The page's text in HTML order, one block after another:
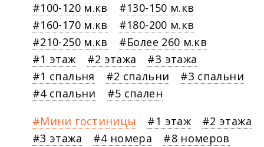
100-120 м.кв
130-150 м.кв
160-170 м.кв
180-200 м.кв
210-250 м.кв
Более 260 м.кв
1 этаж
2 этажа
3 этажа
1 спальня
2 спальни
3 спальни
4 спальни
5 спален
Мини гостиницы
1 этаж
2 этажа
3 этажа
4 номера
8 номеров